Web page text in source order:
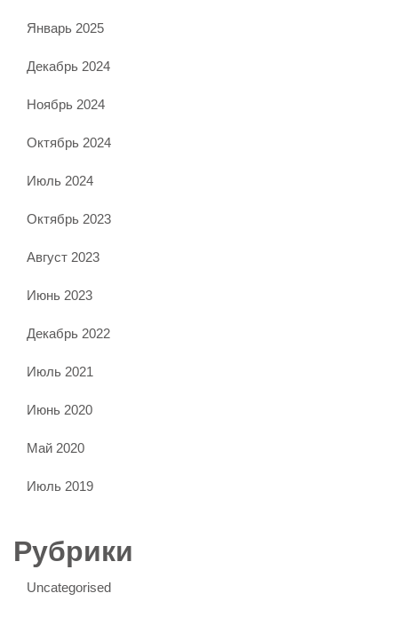
Январь 2025
Декабрь 2024
Ноябрь 2024
Октябрь 2024
Июль 2024
Октябрь 2023
Август 2023
Июнь 2023
Декабрь 2022
Июль 2021
Июнь 2020
Май 2020
Июль 2019
Рубрики
Uncategorised